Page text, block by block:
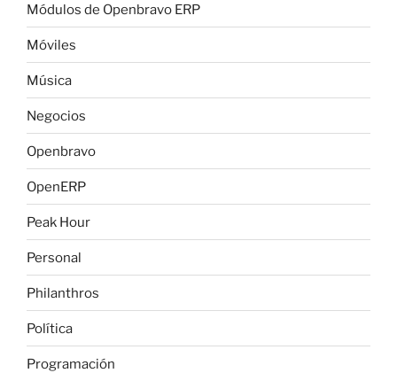
Módulos de Openbravo ERP
Móviles
Música
Negocios
Openbravo
OpenERP
Peak Hour
Personal
Philanthros
Política
Programación